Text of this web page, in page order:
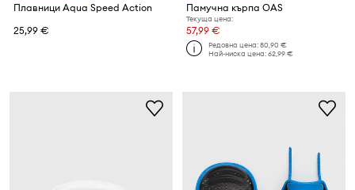
Плавници Aqua Speed Action
25,99 €
Памучна кърпа OAS
Текуща цена:
57,99 €
Редовна цена:80,90 €
Най-ниска цена:62,99 €